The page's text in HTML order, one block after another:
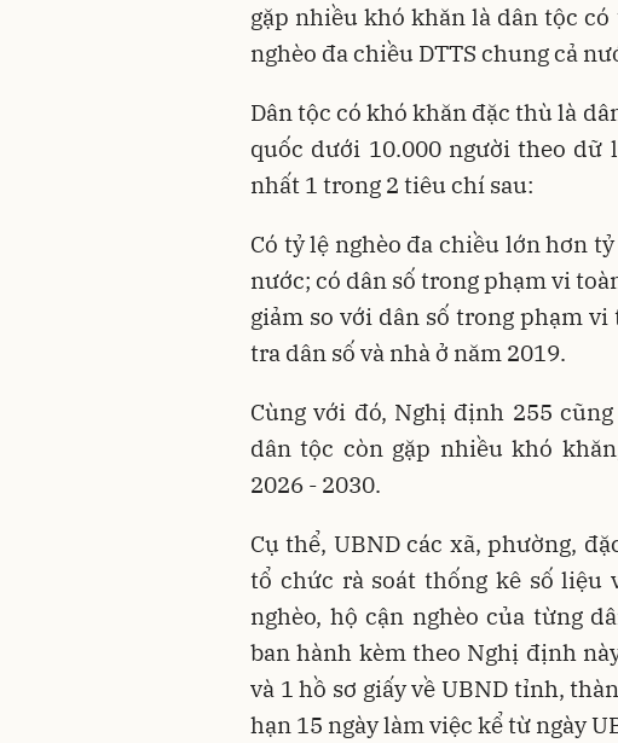
gặp nhiều khó khăn là dân tộc
nghèo đa chiều DTTS chung cả
Dân tộc có khó khăn đặc thù là
quốc dưới 10.000 người theo
nhất 1 trong 2 tiêu chí sau:
Có tỷ lệ nghèo đa chiều lớn hơn
nước; có dân số trong phạm vi
giảm so với dân số trong phạm
tra dân số và nhà ở năm 2019.
Cùng với đó, Nghị định 255
dân tộc còn gặp nhiều khó
2026 - 2030.
Cụ thể, UBND các xã, phường,
tổ chức rà soát thống kê số liệu
nghèo, hộ cận nghèo của từng
ban hành kèm theo Nghị định
và 1 hồ sơ giấy về UBND tỉnh,
hạn 15 ngày làm việc kể từ ngày